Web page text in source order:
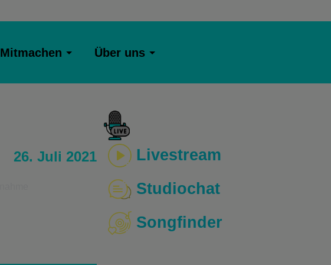
Mitmachen Über uns
26. Juli 2021
Livestream
Studiochat
Songfinder